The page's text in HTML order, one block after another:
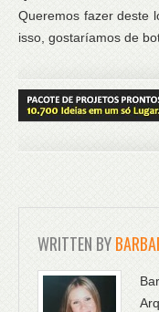
Queremos fazer deste
isso, gostaríamos de
WRITTEN BY